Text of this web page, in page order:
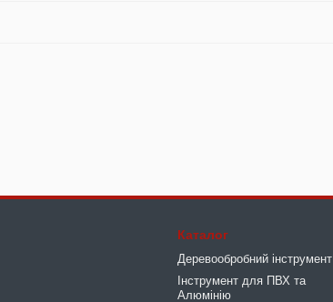
Каталог
Деревообробний інструмент
Інструмент для ПВХ та
Алюмінію